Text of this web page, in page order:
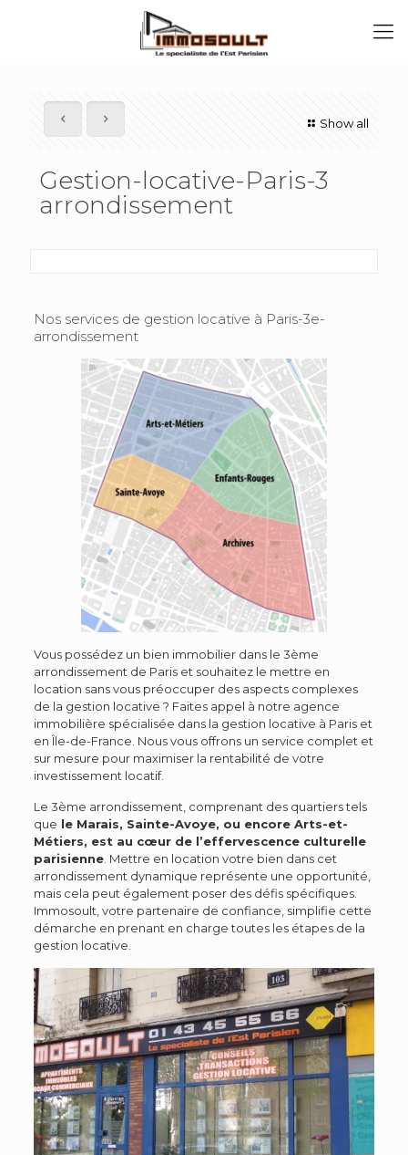
Show all
Gestion-locative-Paris-3
arrondissement
Nos services de gestion locative à Paris-3e-
arrondissement
Vous possédez un bien immobilier dans le 3ème
arrondissement de Paris et souhaitez le mettre en
location sans vous préoccuper des aspects complexes
de la gestion locative ? Faites appel à notre agence
immobilière spécialisée dans la gestion locative à Paris et
en Île-de-France. Nous vous offrons un service complet et
sur mesure pour maximiser la rentabilité de votre
investissement locatif.
Le 3ème arrondissement, comprenant des quartiers tels
que le Marais, Sainte-Avoye, ou encore Arts-et-
Métiers, est au cœur de l’effervescence culturelle
parisienne. Mettre en location votre bien dans cet
arrondissement dynamique représente une opportunité,
mais cela peut également poser des défis spécifiques.
Immosoult, votre partenaire de confiance, simplifie cette
démarche en prenant en charge toutes les étapes de la
gestion locative.